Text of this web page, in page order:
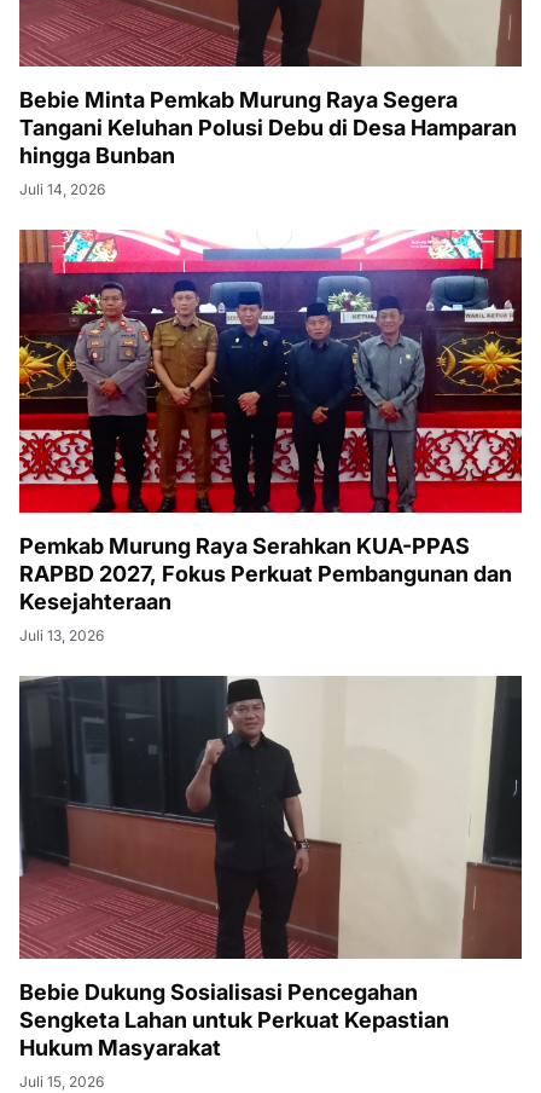
Bebie Minta Pemkab Murung Raya Segera
Tangani Keluhan Polusi Debu di Desa Hamparan
hingga Bunban
Juli 14, 2026
Pemkab Murung Raya Serahkan KUA-PPAS
RAPBD 2027, Fokus Perkuat Pembangunan dan
Kesejahteraan
Juli 13, 2026
Bebie Dukung Sosialisasi Pencegahan
Sengketa Lahan untuk Perkuat Kepastian
Hukum Masyarakat
Juli 15, 2026